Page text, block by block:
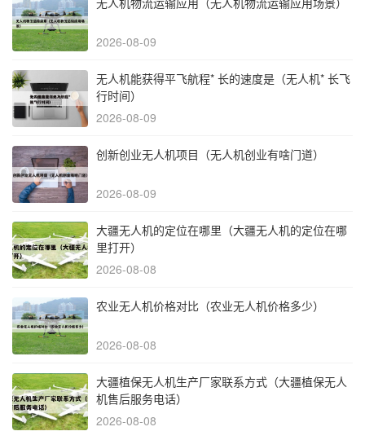
2026-08-09
无人机能获得平飞航程* 长的速度是（无人机* 长飞
行时间）
2026-08-09
创新创业无人机项目（无人机创业有啥门道）
2026-08-09
大疆无人机的定位在哪里（大疆无人机的定位在哪
里打开）
2026-08-08
农业无人机价格对比（农业无人机价格多少）
2026-08-08
大疆植保无人机生产厂家联系方式（大疆植保无人
机售后服务电话）
2026-08-08